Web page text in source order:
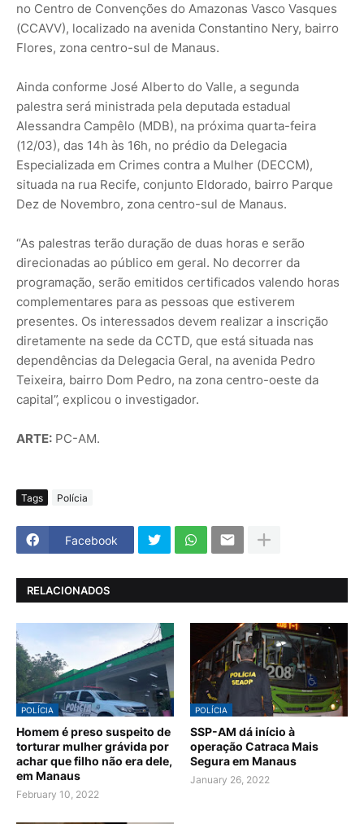
no Centro de Convenções do Amazonas Vasco Vasques
(CCAVV), localizado na avenida Constantino Nery, bairro
Flores, zona centro-sul de Manaus.
Ainda conforme José Alberto do Valle, a segunda
palestra será ministrada pela deputada estadual
Alessandra Campêlo (MDB), na próxima quarta-feira
(12/03), das 14h às 16h, no prédio da Delegacia
Especializada em Crimes contra a Mulher (DECCM),
situada na rua Recife, conjunto Eldorado, bairro Parque
Dez de Novembro, zona centro-sul de Manaus.
“As palestras terão duração de duas horas e serão
direcionadas ao público em geral. No decorrer da
programação, serão emitidos certificados valendo horas
complementares para as pessoas que estiverem
presentes. Os interessados devem realizar a inscrição
diretamente na sede da CCTD, que está situada nas
dependências da Delegacia Geral, na avenida Pedro
Teixeira, bairro Dom Pedro, na zona centro-oeste da
capital”, explicou o investigador.
ARTE: PC-AM.
Tags Polícia
Facebook
RELACIONADOS
POLÍCIA
Homem é preso suspeito de
torturar mulher grávida por
achar que filho não era dele,
em Manaus
February 10, 2022
POLÍCIA
SSP-AM dá início à
operação Catraca Mais
Segura em Manaus
January 26, 2022